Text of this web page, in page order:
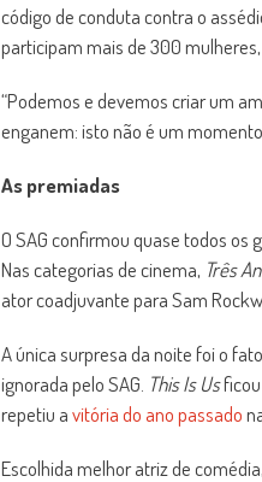
código de conduta contra o
participam mais de 300
“Podemos e devemos criar um
enganem: isto não é um
As premiadas
O SAG confirmou quase todos os
Nas categorias de cinema, Três
ator coadjuvante para Sam
A única surpresa da noite foi o
ignorada pelo SAG. This Is Usficou
repetiu avitória do ano passado
Escolhida melhor atriz de